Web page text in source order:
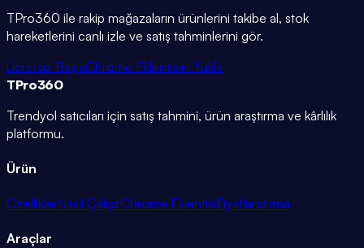
TPro360 ile rakip mağazaların ürünlerini takibe al, stok
hareketlerini canlı izle ve satış tahminlerini gör.
Ücretsiz BaşlaChrome Eklentisini Yükle
TPro360
Trendyol satıcıları için satış tahmini, ürün araştırma ve kârlılık
platformu.
Ürün
ÖzelliklerNasıl ÇalışırChrome EklentisiFiyatlandırma
Araçlar